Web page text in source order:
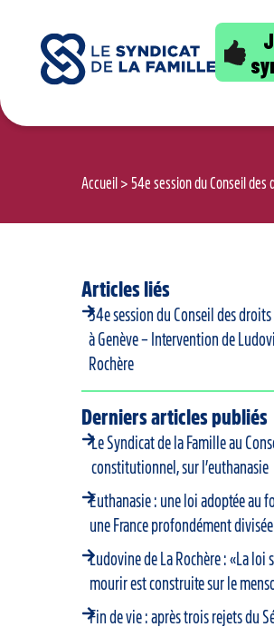
Accueil > 54e session du Conseil des
Articles liés
54e session du Conseil des droits
à Genève – Intervention de
Rochère
Derniers articles publiés
Le Syndicat de la Famille au
constitutionnel, sur l’euthanasie
Euthanasie : une loi adoptée au
une France profondément divisée
Ludovine de La Rochère : «La loi
mourir est construite sur le
Fin de vie : après trois rejets du